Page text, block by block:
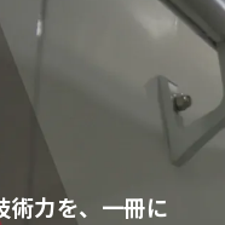
力を、一冊に